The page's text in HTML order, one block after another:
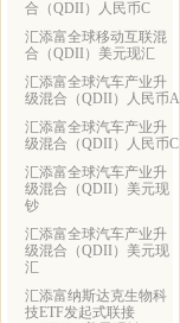
合（QDII）人民币C
汇添富全球移动互联混
合（QDII）美元现汇
汇添富全球汽车产业升
级混合（QDII）人民币A
汇添富全球汽车产业升
级混合（QDII）人民币C
汇添富全球汽车产业升
级混合（QDII）美元现
钞
汇添富全球汽车产业升
级混合（QDII）美元现
汇
汇添富纳斯达克生物科
技ETF发起式联接